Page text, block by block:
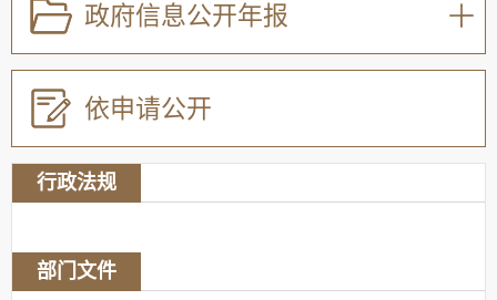
政府信息公开年报
依申请公开
行政法规
部门文件